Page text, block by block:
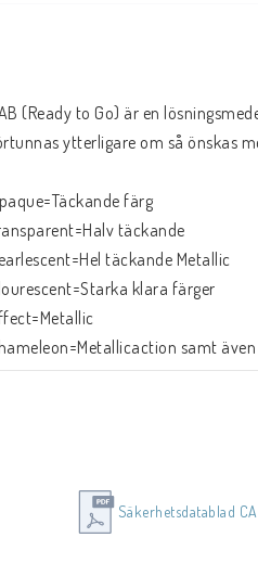
(Ready to Go) är en
ytterligare om så önskas
färg
täckande
täckande Metallic
klara färger
samt
Pearl=Fluorescerande färg
Använd skyddshandskar,
Säkerhetsdatablad